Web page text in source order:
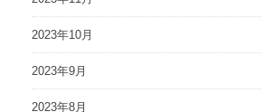
2023年10月
2023年9月
2023年8月